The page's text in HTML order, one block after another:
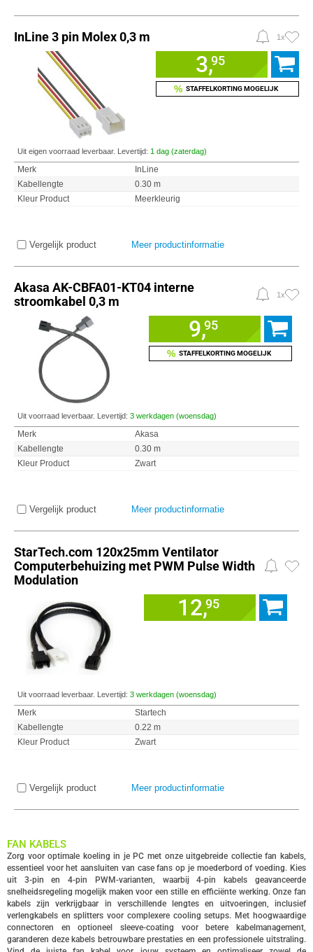
InLine 3 pin Molex 0,3 m 1x
3,95
% STAFFELKORTING MOGELIJK
Uit eigen voorraad leverbaar. Levertijd: 1 dag (zaterdag)
Merk
InLine
Kabellengte
0.30 m
Kleur Product
Meerkleurig
Vergelijk product Meer productinformatie
Akasa AK-CBFA01-KT04 interne
stroomkabel 0,3 m
1x
9,95
% STAFFELKORTING MOGELIJK
Uit voorraad leverbaar. Levertijd: 3 werkdagen (woensdag)
Merk
Akasa
Kabellengte
0.30 m
Kleur Product
Zwart
Vergelijk product Meer productinformatie
StarTech.com 120x25mm Ventilator
Computerbehuizing met PWM Pulse Width
Modulation
12,95
Uit voorraad leverbaar. Levertijd: 3 werkdagen (woensdag)
Merk
Startech
Kabellengte
0.22 m
Kleur Product
Zwart
Vergelijk product Meer productinformatie
FAN KABELS
Zorg voor optimale koeling in je PC met onze uitgebreide collectie fan kabels,
essentieel voor het aansluiten van case fans op je moederbord of voeding. Kies
uit 3-pin en 4-pin PWM-varianten, waarbij 4-pin kabels geavanceerde
snelheidsregeling mogelijk maken voor een stille en efficiënte werking. Onze fan
kabels zijn verkrijgbaar in verschillende lengtes en uitvoeringen, inclusief
verlengkabels en splitters voor complexere cooling setups. Met hoogwaardige
connectoren en optioneel sleeve-coating voor betere kabelmanagement,
garanderen deze kabels betrouwbare prestaties en een professionele uitstraling.